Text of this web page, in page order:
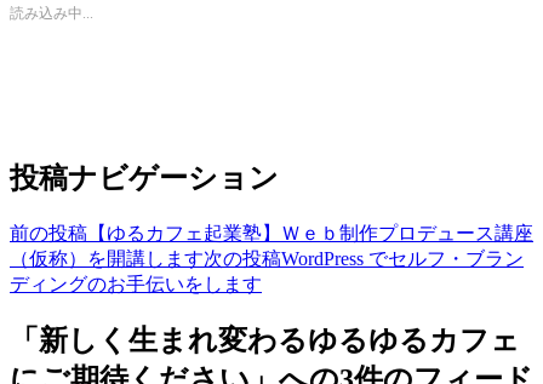
読み込み中...
投稿ナビゲーション
前の投稿 【ゆるカフェ起業塾】Ｗｅｂ制作プロデュース講座
（仮称）を開講します次の投稿WordPress でセルフ・ブラン
ディングのお手伝いをします
「新しく生まれ変わるゆるゆるカフェ